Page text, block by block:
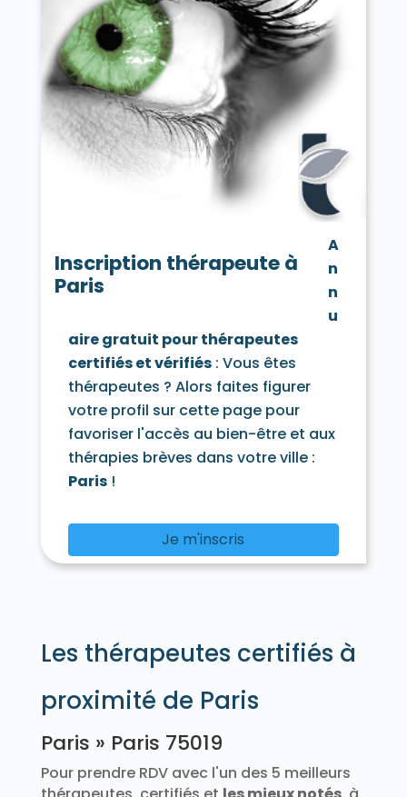
Inscription thérapeute à
Paris
A
n
n
u
aire gratuit pour thérapeutes
certifiés et vérifiés: Vous êtes
thérapeutes ? Alors faites figurer
votre profil sur cette page pour
favoriser l'accès au bien-être et aux
thérapies brèves dans votre ville :
Paris!
Je m'inscris
Les thérapeutes certifiés à
proximité de Paris
Paris » Paris 75019
Pour prendre RDV avec l'un des 5 meilleurs